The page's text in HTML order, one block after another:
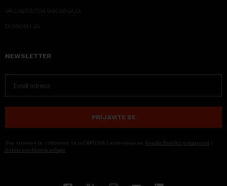
ORGANIZACIJA DOGADJAJA
EKONOM I JA
NEWSLETTER
PRIJAVITE SE
Ova stranica je zaštićena sa reCAPTCHA i primenjuju se Google Politika privatnosti i
Uslovi korišćenja usluge